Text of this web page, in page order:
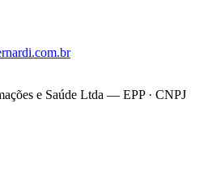
e Saúde Ltda — EPP · CNPJ